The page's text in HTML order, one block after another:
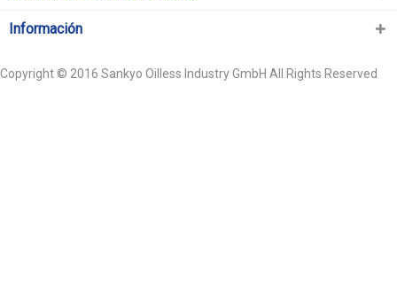
Información
Copyright © 2016 Sankyo Oilless Industry GmbH All Rights Reserved